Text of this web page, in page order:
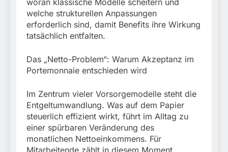
woran klassische Modelle scheitern und
welche strukturellen Anpassungen
erforderlich sind, damit Benefits ihre Wirkung
tatsächlich entfalten.
Das „Netto-Problem“: Warum Akzeptanz im
Portemonnaie entschieden wird
Im Zentrum vieler Vorsorgemodelle steht die
Entgeltumwandlung. Was auf dem Papier
steuerlich effizient wirkt, führt im Alltag zu
einer spürbaren Veränderung des
monatlichen Nettoeinkommens. Für